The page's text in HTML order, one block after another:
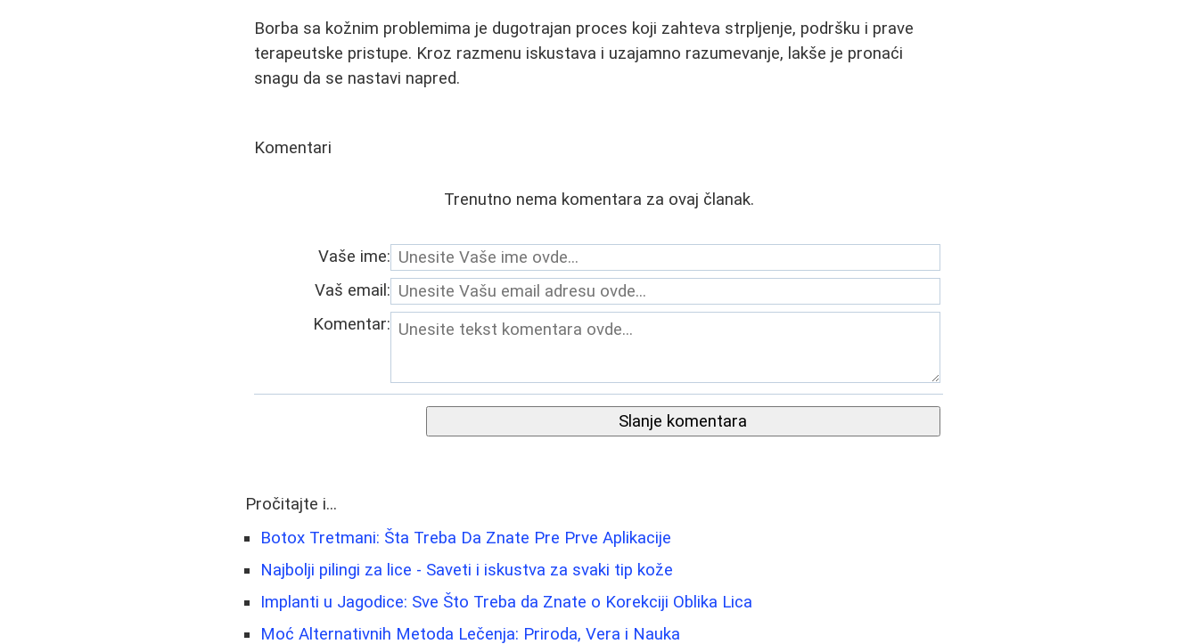
Borba sa kožnim problemima je dugotrajan proces koji zahteva strpljenje, podršku i prave
terapeutske pristupe. Kroz razmenu iskustava i uzajamno razumevanje, lakše je pronaći
snagu da se nastavi napred.
Komentari
Trenutno nema komentara za ovaj članak.
Vaše ime:
Vaš email:
Komentar:
Slanje komentara
Pročitajte i...
Botox Tretmani: Šta Treba Da Znate Pre Prve Aplikacije
Najbolji pilingi za lice - Saveti i iskustva za svaki tip kože
Implanti u Jagodice: Sve Što Treba da Znate o Korekciji Oblika Lica
Moć Alternativnih Metoda Lečenja: Priroda, Vera i Nauka